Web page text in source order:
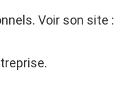
Voir son site :